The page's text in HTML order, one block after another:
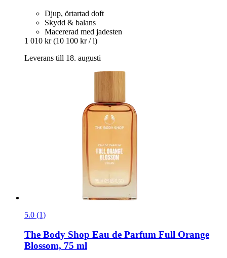
Djup, örtartad doft
Skydd & balans
Macererad med jadesten
1 010 kr (10 100 kr / l)
Leverans till 18. augusti
5.0 (1)
The Body Shop Eau de Parfum Full Orange
Blossom, 75 ml